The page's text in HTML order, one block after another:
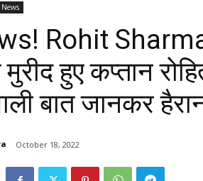
Rohit
हुए कप्तान
बात जानकर
October 18, 2022